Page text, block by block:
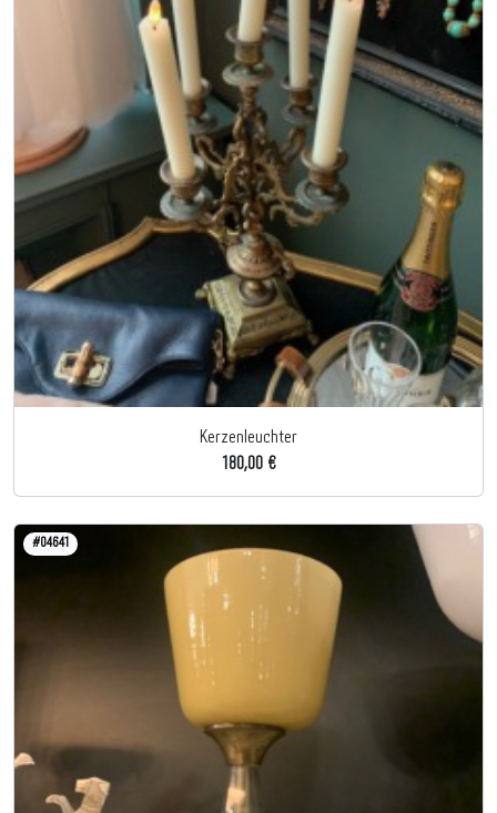
Kerzenleuchter
180,00 €
#04641